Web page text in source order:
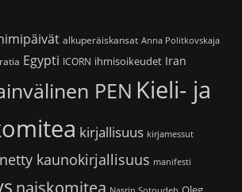
alkuperäiskansat Anna Politkovskaja
Egypti ICORN ihmisoikeudet Iran
PEN Kieli- ja
kirjallisuus kirjamessut
kaunokirjallisuus manifesti
naiskomitea